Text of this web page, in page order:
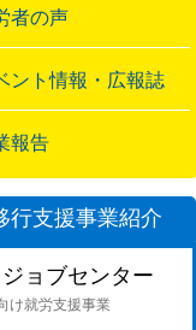
者の声
ント情報・広報誌
報告
行支援事業紹介
ョブセンター
け就労支援事業